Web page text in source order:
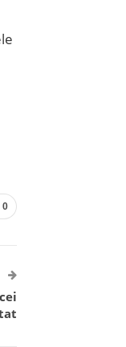
0